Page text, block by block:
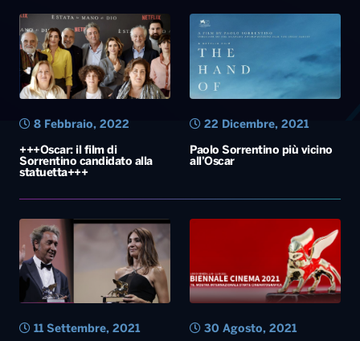
+++Oscar: il film di
Sorrentino candidato alla
statuetta+++
8 Febbraio, 2022
Paolo Sorrentino più vicino
all’Oscar
22 Dicembre, 2021
11 Settembre, 2021 30 Agosto, 2021